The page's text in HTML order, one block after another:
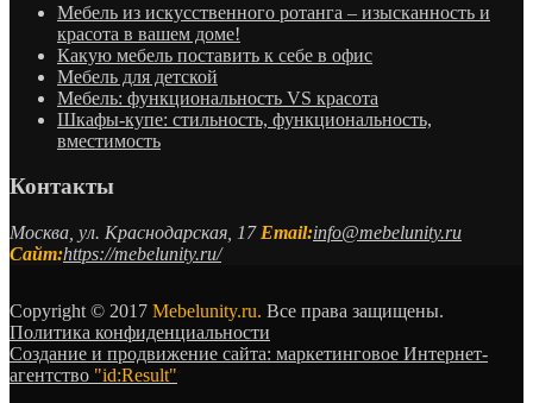
Мебель из искусственного ротанга – изысканность и
красота в вашем доме!
Какую мебель поставить к себе в офис
Мебель для детской
Мебель: функциональность VS красота
Шкафы-купе: стильность, функциональность,
вместимость
Контакты
Москва, ул. Краснодарская, 17 Email:info@mebelunity.ru
Сайт:https://mebelunity.ru/
Copyright © 2017 Mebelunity.ru. Все права защищены.
Политика конфиденциальности
Создание и продвижение сайта: маркетинговое Интернет-
агентство "id:Result"